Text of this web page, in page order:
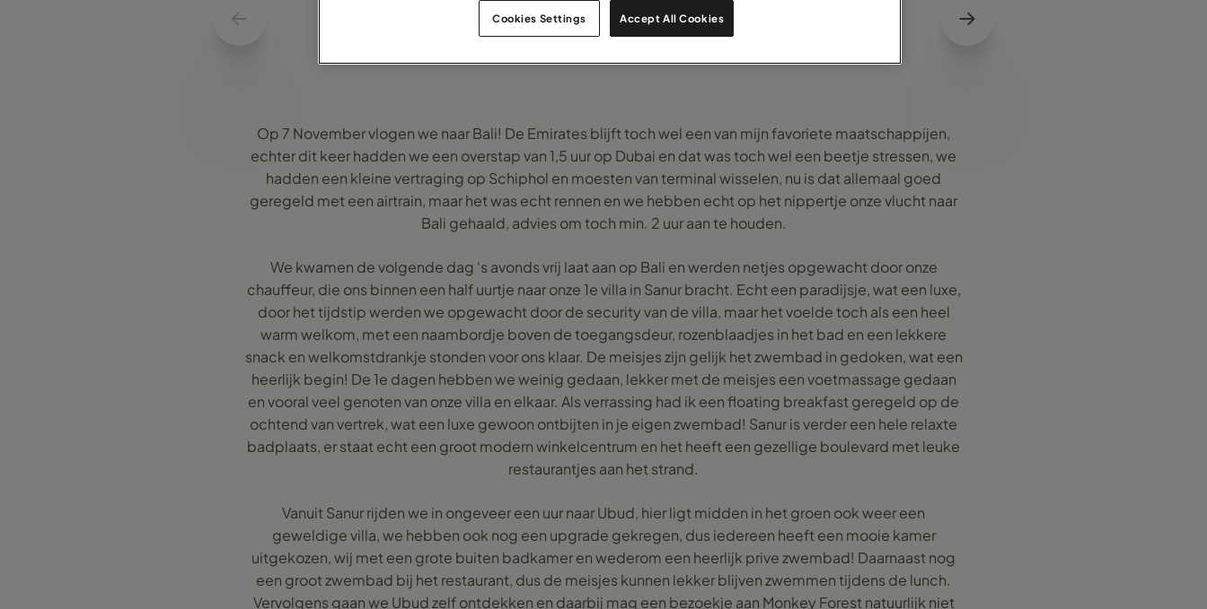
Op 7 November vlogen we naar Bali! De Emirates blijft toch wel een van mijn favoriete maatschappijen,
echter dit keer hadden we een overstap van 1,5 uur op Dubai en dat was toch wel een beetje stressen, we
hadden een kleine vertraging op Schiphol en moesten van terminal wisselen, nu is dat allemaal goed
geregeld met een airtrain, maar het was echt rennen en we hebben echt op het nippertje onze vlucht naar
Bali gehaald, advies om toch min. 2 uur aan te houden.
We kwamen de volgende dag ‘s avonds vrij laat aan op Bali en werden netjes opgewacht door onze
chauffeur, die ons binnen een half uurtje naar onze 1e villa in Sanur bracht. Echt een paradijsje, wat een luxe,
door het tijdstip werden we opgewacht door de security van de villa, maar het voelde toch als een heel
warm welkom, met een naambordje boven de toegangsdeur, rozenblaadjes in het bad en een lekkere
snack en welkomstdrankje stonden voor ons klaar. De meisjes zijn gelijk het zwembad in gedoken, wat een
heerlijk begin! De 1e dagen hebben we weinig gedaan, lekker met de meisjes een voetmassage gedaan
en vooral veel genoten van onze villa en elkaar. Als verrassing had ik een floating breakfast geregeld op de
ochtend van vertrek, wat een luxe gewoon ontbijten in je eigen zwembad! Sanur is verder een hele relaxte
badplaats, er staat echt een groot modern winkelcentrum en het heeft een gezellige boulevard met leuke
restaurantjes aan het strand.
Vanuit Sanur rijden we in ongeveer een uur naar Ubud, hier ligt midden in het groen ook weer een
geweldige villa, we hebben ook nog een upgrade gekregen, dus iedereen heeft een mooie kamer
uitgekozen, wij met een grote buiten badkamer en wederom een heerlijk prive zwembad! Daarnaast nog
een groot zwembad bij het restaurant, dus de meisjes kunnen lekker blijven zwemmen tijdens de lunch.
Vervolgens gaan we Ubud zelf ontdekken en daarbij mag een bezoekje aan Monkey Forest natuurlijk niet
Cookies Settings Accept All Cookies